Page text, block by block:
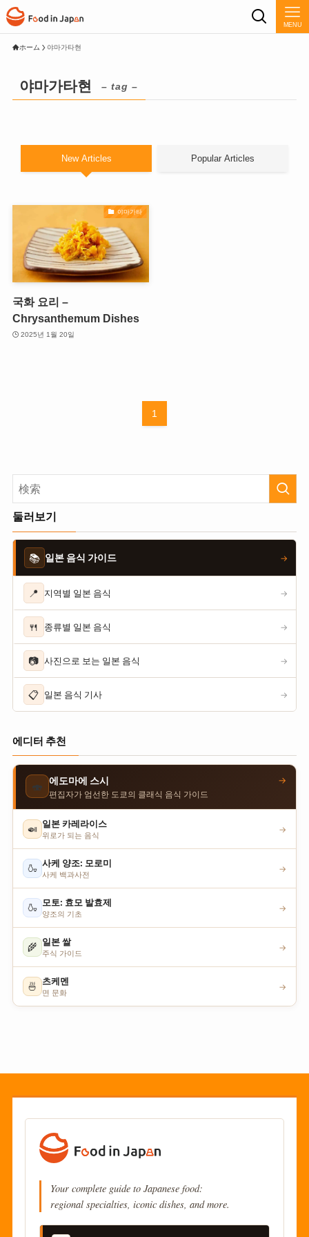
MENU
ホーム 야마가타현
야마가타현 – tag –
New Articles Popular Articles
야마가타
국화 요리 –
Chrysanthemum Dishes
2025년 1월 20일
1
둘러보기
📚 일본 음식 가이드 →
📍 지역별 일본 음식 →
🍴 종류별 일본 음식 →
📷 사진으로 보는 일본 음식 →
📋 일본 음식 기사 →
에디터 추천
🍣 에도마에 스시
편집자가 엄선한 도쿄의 클래식 음식 가이드
→
🍛 일본 카레라이스
위로가 되는 음식
→
🍶 사케 양조: 모로미
사케 백과사전
→
🍶 모토: 효모 발효제
양조의 기초
→
🌾 일본 쌀
주식 가이드
→
🍜 츠케멘
면 문화
→
Your complete guide to Japanese food:
regional specialties, iconic dishes, and more.